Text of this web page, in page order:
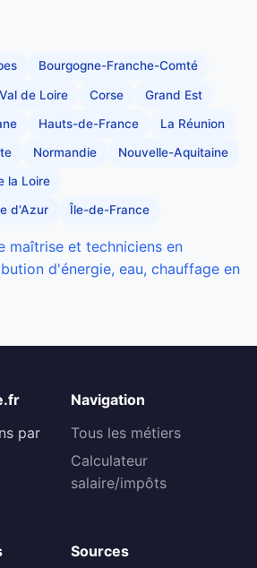
Bourgogne-Franche-Comté
de Loire Corse Grand Est
Hauts-de-France La Réunion
Normandie Nouvelle-Aquitaine
la Loire
d'Azur Île-de-France
maîtrise et techniciens en
d'énergie, eau, chauffage en
par
Navigation
Tous les métiers
Calculateur
salaire/impôts
Sources